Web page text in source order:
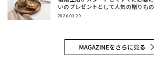
いのプレゼントとして人気の贈りも
すめの食器ギフトをご紹介します。大
2026.03.23